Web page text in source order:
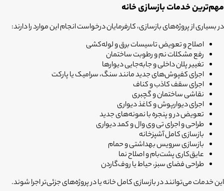
مهم‌ترین خدمات بازسازی خانه
در بسیاری از پروژه‌های بازسازی، کارفرمایان درخواست انجام این موارد را دارند:
اصلاح و تعویض تاسیسات برق و لوله‌کشی
رفع مشکلات نم و رطوبت ساختمان
تغییر پلان داخلی و جابه‌جایی دیوارها
اجرای کفپوش‌های جدید مانند سنگ، سرامیک یا پارکت
اجرای سقف کاذب و کناف
نقاشی ساختمان و گچبری
اجرای دیوارپوش و کاغذ دیواری
تعویض در و پنجره با نمونه‌های جدید
طراحی و اجرای تی وی وال و کمد دیواری
بازسازی کامل آشپزخانه
بازسازی سرویس بهداشتی و حمام
عایق‌کاری پشت‌بام و اصلاح نما
طراحی فضای سبز، حیاط یا روف‌گاردن
این خدمات می‌توانند در بازسازی کامل خانه یا در پروژه‌های جزئی‌تر اجرا شوند.